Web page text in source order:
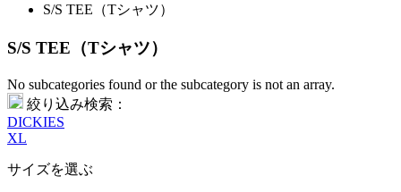
S/S TEE（Tシャツ）
S/S TEE（Tシャツ）
No subcategories found or the subcategory is not an array.
絞り込み検索：
DICKIES
XL
サイズを選ぶ